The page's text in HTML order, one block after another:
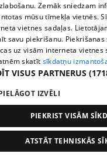
pirms 1 nedēļas, 1 dienas
Ukrainā piedzīvots
lielākajiem
409. epizode
Zemāk sniedzam
mūsu tīmekļa vietnēs.
vietnes sadaļas.
savu piekrišanu.
uz visām interneta
skatīt sīkdatņu
VISUS PARTNERUS
IZVĒLI
PIEKRIST VISĀM
ATSTĀT TEHNISKĀS